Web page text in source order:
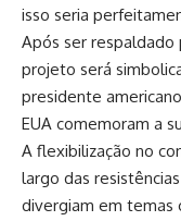
isso seria
Após ser respaldado
projeto será
presidente
EUA comemoram a
A flexibilização no
largo das
divergiam em temas